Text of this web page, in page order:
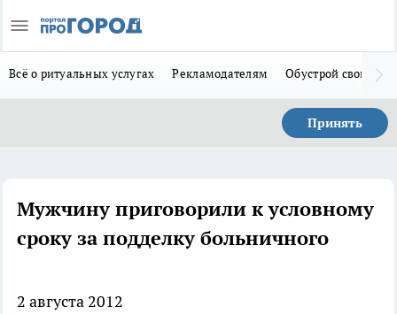
Всё о ритуальных услугах Рекламодателям Обустрой свой дом
Принять
Мужчину приговорили к условному
сроку за подделку больничного
2 августа 2012